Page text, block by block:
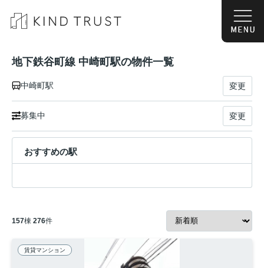
地下鉄谷町線 中崎町駅の物件一覧
中崎町駅 変更
募集中 変更
おすすめの駅
157棟 276件
賃貸マンション